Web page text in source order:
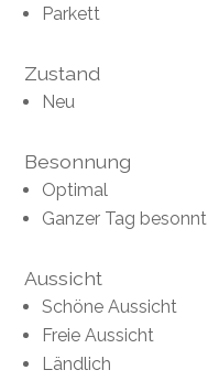
Parkett
Zustand
Neu
Besonnung
Optimal
Ganzer Tag besonnt
Aussicht
Schöne Aussicht
Freie Aussicht
Ländlich